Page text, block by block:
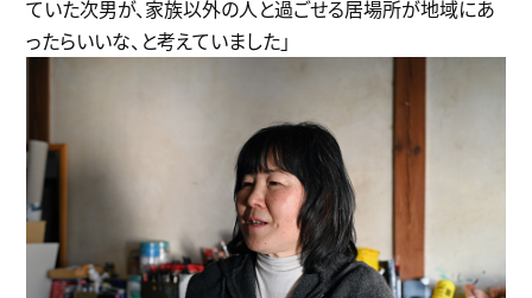
ていた次男が、家族以外の人と過ごせる居場所が地域にあ
ったらいいな、と考えていました」